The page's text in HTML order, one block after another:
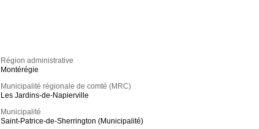
Région administrative
Montérégie
Municipalité régionale de comté (MRC)
Les Jardins-de-Napierville
Municipalité
Saint-Patrice-de-Sherrington (Municipalité)